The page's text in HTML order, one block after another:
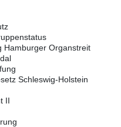
Hamburger Organstreit
Schleswig-Holstein
II